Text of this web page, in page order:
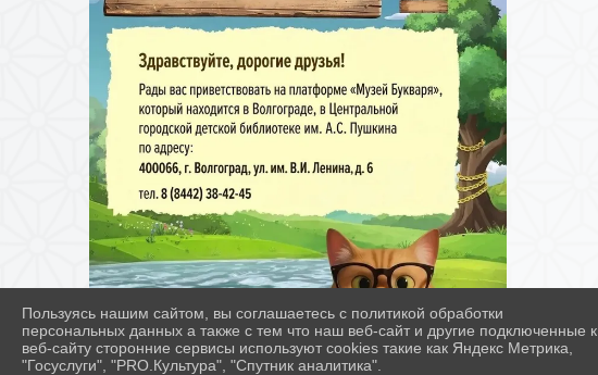
Пользуясь нашим сайтом, вы соглашаетесь с политикой обработки
персональных данных а также с тем что наш веб-сайт и другие подключенные к
веб-сайту сторонние сервисы используют cookies такие как Яндекс Метрика,
"Госуслуги", "PRO.Культура", "Спутник аналитика".